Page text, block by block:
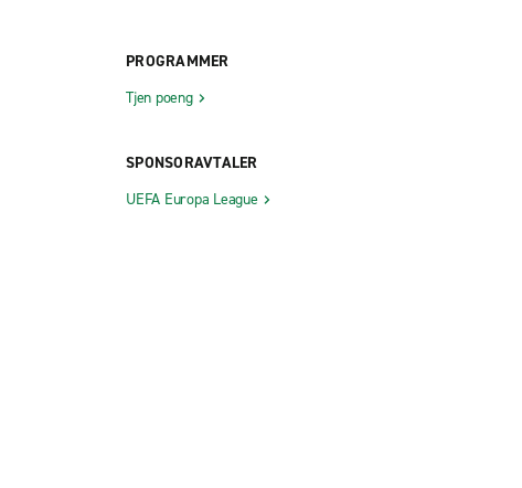
PROGRAMMER
Tjen poeng
SPONSORAVTALER
UEFA Europa League